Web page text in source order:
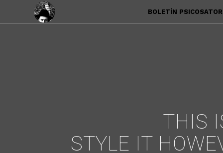
BOLETÍN
THIS
STYLE IT